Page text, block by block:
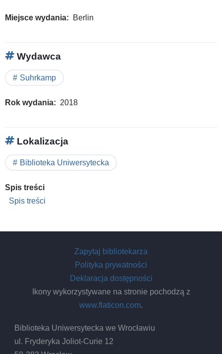
Miejsce wydania Berlin
Wydawca
Suhrkamp
Rok wydania 2018
Lokalizacja
Biblioteka Uniwersytecka
Spis treści
Spis treści
Zapytaj bibliotekarza
Polityka prywatności
Deklaracja dostępności
Ikony wykorzystywane na stronie pochodzą z
www.flaticon.com.
Biblioteka Uniwersytecka we Wrocławiu
ul. Fryderyka Joliot-Curie 12